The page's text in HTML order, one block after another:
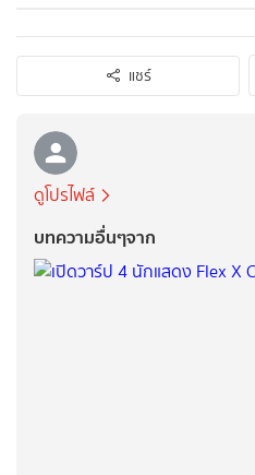
แชร์
ดูโปรไฟล์
บทความอื่นๆจาก